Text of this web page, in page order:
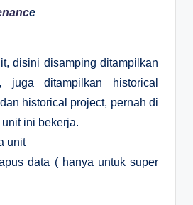
e
disini disamping ditampilkan
ditampilkan historical
historical project, pernah di
ini bekerja.
unit
data ( hanya untuk super